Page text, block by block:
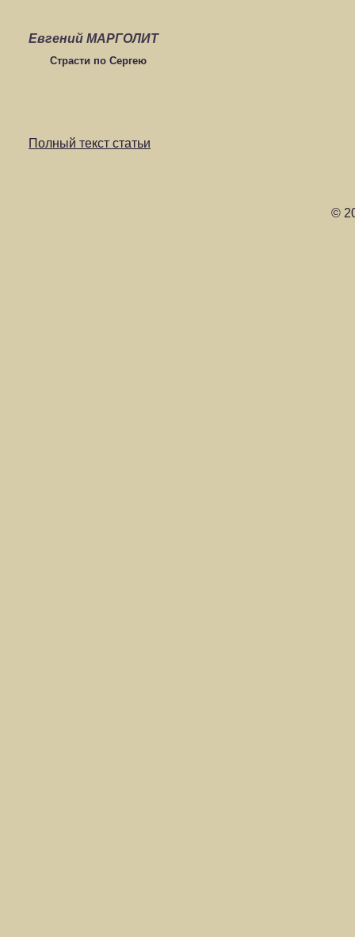
Евгений МАРГОЛИТ
Страсти по Сергею
Полный текст статьи
©